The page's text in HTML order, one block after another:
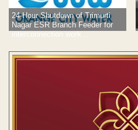
24-Hour Shutdown of Trimurti
Nagar ESR Branch Feeder for
interconnection work…